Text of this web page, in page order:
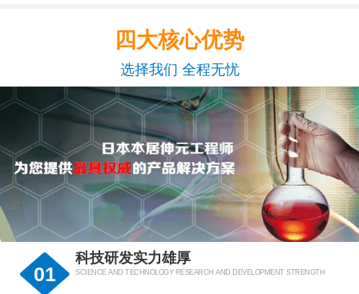
四大核心优势
选择我们 全程无忧
01
科技研发实力雄厚
SCIENCE AND TECHNOLOGY RESEARCH AND DEVELOPMENT STRENGTH